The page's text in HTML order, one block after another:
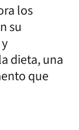
los
su
dieta, una
que